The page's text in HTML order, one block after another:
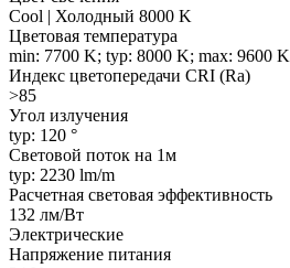
Cool | Холодный 8000 K
Цветовая температура
min: 7700 K; typ: 8000 K; max: 9600 K
Индекс цветопередачи CRI (Ra)
>85
Угол излучения
typ: 120 °
Световой поток на 1м
typ: 2230 lm/m
Расчетная световая эффективность
132 лм/Вт
Электрические
Напряжение питания